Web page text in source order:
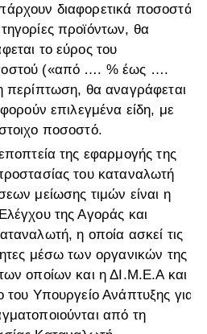
διαφορετικά ποσοστά
προϊόντων, θα
το εύρος του
(«από …. % έως ….
περίπτωση, θα αναγράφεται
επιλεγμένα είδη, με
ποσοστό.
της εφαρμογής της
του καταναλωτή
μείωσης τιμών είναι η
της Αγοράς και
η οποία ασκεί τις
μέσω των οργανικών της
οποίων και η ΔΙ.Μ.Ε.Α και
του Υπουργείο Ανάπτυξης για
από τη